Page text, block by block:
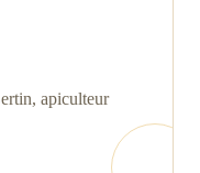
apiculteur